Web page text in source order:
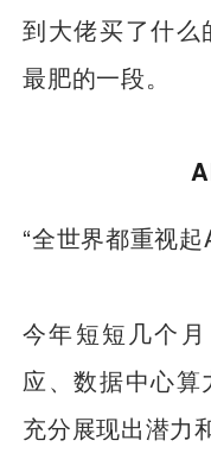
到大佬买了什么
最肥的一段。
“全世界都重视
今年短短几个
应、数据中心
充分展现出潜力